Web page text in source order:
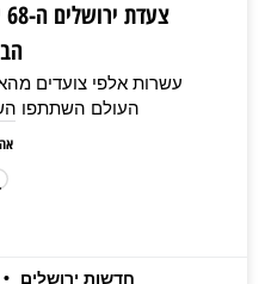
העולם השתתפו
חדשות ירושלים